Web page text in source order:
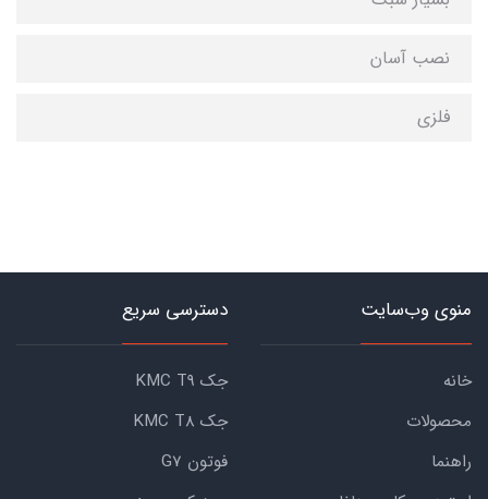
نصب آسان
فلزی
منوی وب‌سایت
خانه
محصولات
راهنما
دسترسی سریع
جک KMC T9
جک KMC T8
فوتون G7